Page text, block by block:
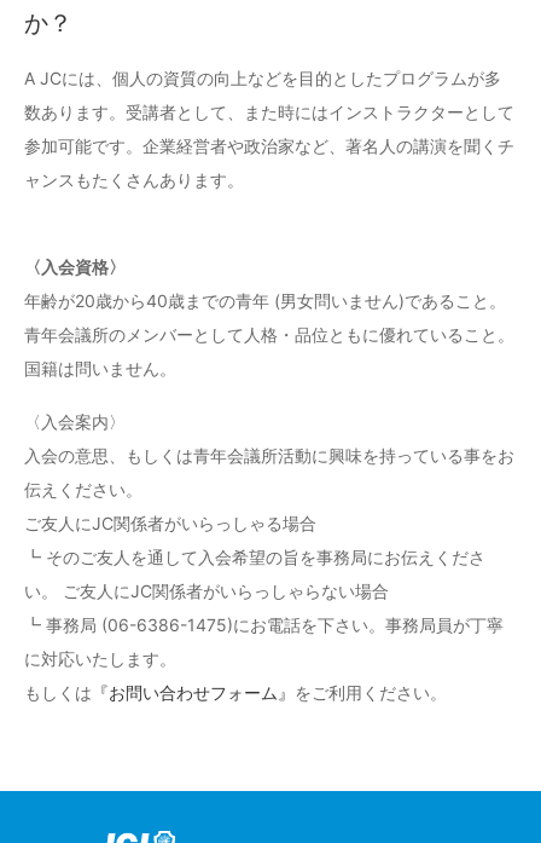
か？
A JCには、個人の資質の向上などを目的としたプログラムが多
数あります。受講者として、また時にはインストラクターとして
参加可能です。企業経営者や政治家など、著名人の講演を聞くチ
ャンスもたくさんあります。
〈入会資格〉
年齢が20歳から40歳までの青年 (男女問いません)であること。
青年会議所のメンバーとして人格・品位ともに優れていること。
国籍は問いません。
〈入会案内〉
入会の意思、もしくは青年会議所活動に興味を持っている事をお
伝えください。
ご友人にJC関係者がいらっしゃる場合
┗ そのご友人を通して入会希望の旨を事務局にお伝えくださ
い。 ご友人にJC関係者がいらっしゃらない場合
┗ 事務局 (06-6386-1475)にお電話を下さい。事務局員が丁寧
に対応いたします。
もしくは 『お問い合わせフォーム』 をご利用ください。